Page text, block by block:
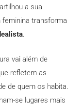
a sua
feminina transforma
.
vai além de
refletem as
de quem os habita.
se lugares mais